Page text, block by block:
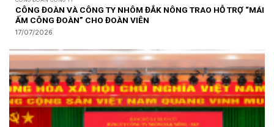
CÔNG ĐOÀN VÀ CÔNG TY NHÔM ĐẮK NÔNG TRAO HỖ TRỢ “MÁI
ẤM CÔNG ĐOÀN” CHO ĐOÀN VIÊN
17/07/2026